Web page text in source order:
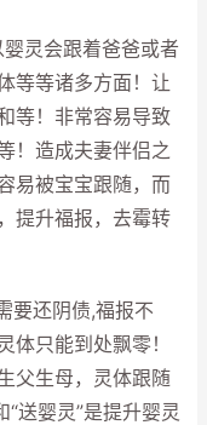
灵会跟着爸爸或者
等等诸多方面！让
等！非常容易导致
！造成夫妻伴侣之
易被宝宝跟随，而
提升福报，去霉转
还阴债,福报不
体只能到处飘零！
父生母，灵体跟随
送婴灵”是提升婴灵